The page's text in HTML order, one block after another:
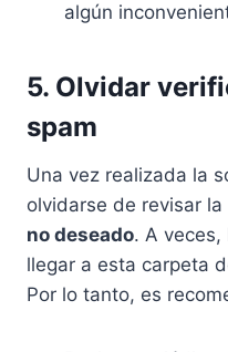
algún
5. Olvidar
spam
Una vez realizada la
olvidarse de revisar
no deseado. A
llegar a esta carpeta
Por lo tanto, es